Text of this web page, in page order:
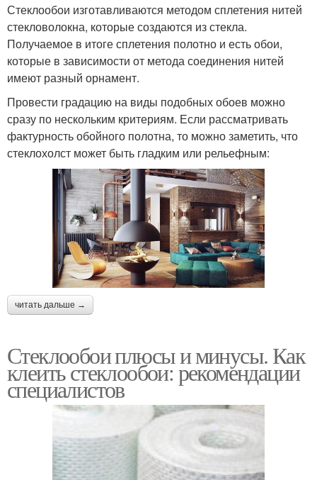
Стеклообои изготавливаются методом сплетения нитей
стекловолокна, которые создаются из стекла.
Получаемое в итоге сплетения полотно и есть обои,
которые в зависимости от метода соединения нитей
имеют разный орнамент.
Провести градацию на виды подобных обоев можно
сразу по нескольким критериям. Если рассматривать
фактурность обойного полотна, то можно заметить, что
стеклохолст может быть гладким или рельефным:
читать дальше →
Стеклообои плюсы и минусы. Как
клеить стеклообои: рекомендации
специалистов